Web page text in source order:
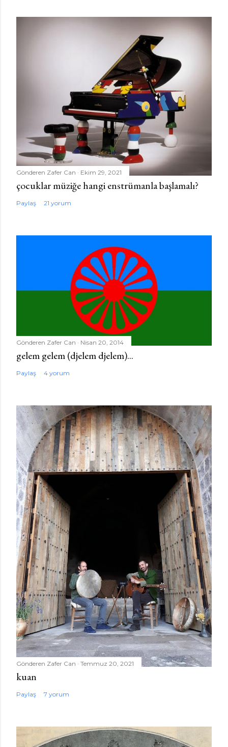
Gönderen Zafer Can Ekim 29, 2021
çocuklar müziğe hangi enstrümanla başlamalı?
Paylaş 21 yorum
Gönderen Zafer Can Nisan 20, 2014
gelem gelem (djelem djelem)...
Paylaş 4 yorum
Gönderen Zafer Can Temmuz 20, 2021
kuan
Paylaş 7 yorum